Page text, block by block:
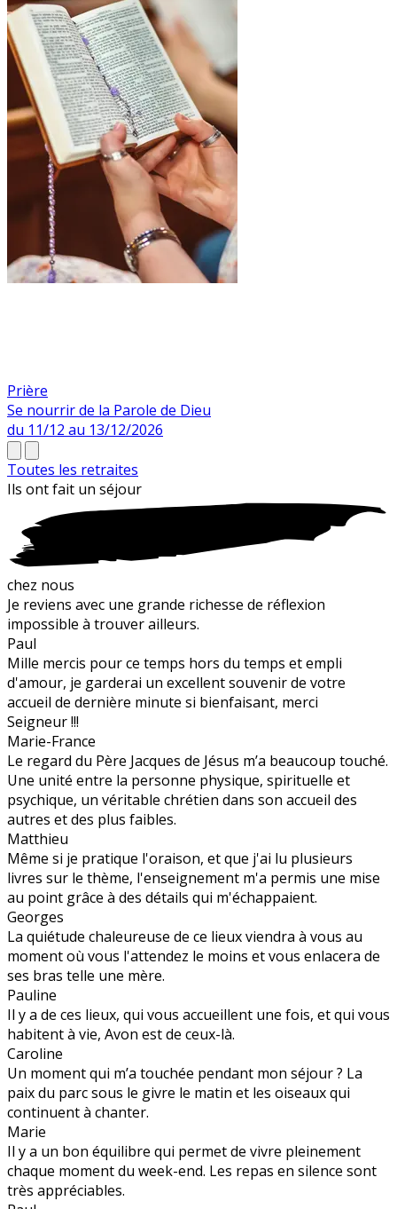
Prière
Se nourrir de la Parole de Dieu
du 11/12 au 13/12/2026
Toutes les retraites
Ils ont fait un séjour
chez nous
Je reviens avec une grande richesse de réflexion
impossible à trouver ailleurs.
Paul
Mille mercis pour ce temps hors du temps et empli
d'amour, je garderai un excellent souvenir de votre
accueil de dernière minute si bienfaisant, merci
Seigneur !!!
Marie-France
Le regard du Père Jacques de Jésus m’a beaucoup touché.
Une unité entre la personne physique, spirituelle et
psychique, un véritable chrétien dans son accueil des
autres et des plus faibles.
Matthieu
Même si je pratique l'oraison, et que j'ai lu plusieurs
livres sur le thème, l'enseignement m'a permis une mise
au point grâce à des détails qui m'échappaient.
Georges
La quiétude chaleureuse de ce lieux viendra à vous au
moment où vous l'attendez le moins et vous enlacera de
ses bras telle une mère.
Pauline
Il y a de ces lieux, qui vous accueillent une fois, et qui vous
habitent à vie, Avon est de ceux-là.
Caroline
Un moment qui m’a touchée pendant mon séjour ? La
paix du parc sous le givre le matin et les oiseaux qui
continuent à chanter.
Marie
Il y a un bon équilibre qui permet de vivre pleinement
chaque moment du week-end. Les repas en silence sont
très appréciables.